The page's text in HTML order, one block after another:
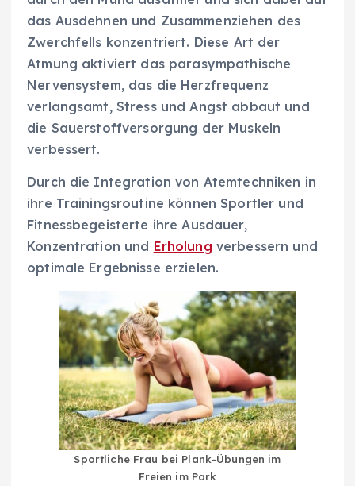
das Ausdehnen und Zusammenziehen des
Zwerchfells konzentriert. Diese Art der
Atmung aktiviert das parasympathische
Nervensystem, das die Herzfrequenz
verlangsamt, Stress und Angst abbaut und
die Sauerstoffversorgung der Muskeln
verbessert.
Durch die Integration von Atemtechniken in
ihre Trainingsroutine können Sportler und
Fitnessbegeisterte ihre Ausdauer,
Konzentration und Erholung verbessern und
optimale Ergebnisse erzielen.
Sportliche Frau bei Plank-Übungen im
Freien im Park